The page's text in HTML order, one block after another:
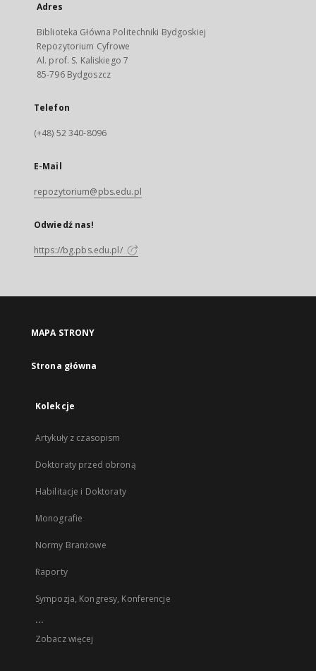
Adres
Biblioteka Główna Politechniki Bydgoskiej
Repozytorium Cyfrowe
Al. prof. S. Kaliskiego 7
85-796 Bydgoszcz
Telefon
(+48) 52 340-8096
E-Mail
repozytorium@pbs.edu.pl
Odwiedź nas!
https://bg.pbs.edu.pl/
MAPA STRONY
Strona główna
Kolekcje
Artykuły z czasopism
Doktoraty przed obroną
Habilitacje i Doktoraty
Monografie
Normy Branżowe
Raporty
Sympozja, Kongresy, Konferencje
...
Zobacz więcej